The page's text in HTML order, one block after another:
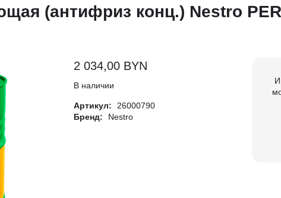
NRF
Bosch
(антифриз конц.) Nestro
2 034,00 BYN
В наличии
Артикул:
26000790
Бренд:
Nestro